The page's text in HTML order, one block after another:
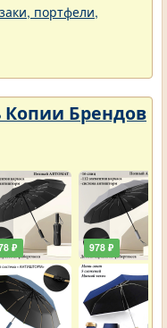
портфели,
Копии Брендов
₽ 978 ₽